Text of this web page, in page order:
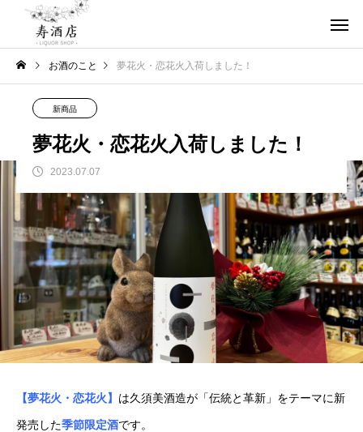
お酒のこと 夢花火・恋花火入荷しました！
新商品
夢花火・恋花火入荷しました！
2023.07.07
【夢花火・恋花火】 は久須美酒造が「伝統と革新」をテーマに新
発売した季節限定酒です。